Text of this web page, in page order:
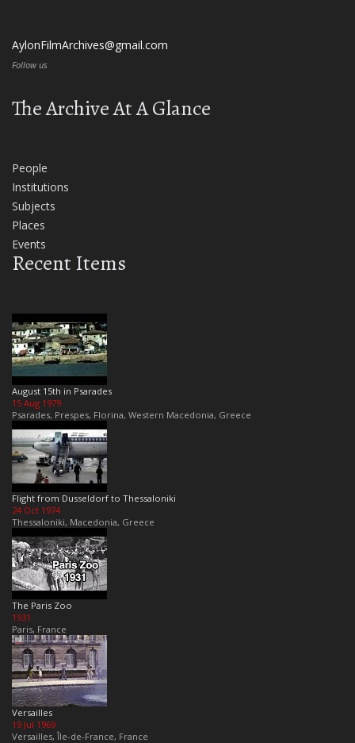
AylonFilmArchives@gmail.com
Follow us
The Archive At A Glance
People
Institutions
Subjects
Places
Events
Recent Items
August 15th in Psarades
15 Aug 1979
Psarades, Prespes, Florina, Western Macedonia, Greece
Flight from Dusseldorf to Thessaloniki
24 Oct 1974
Thessaloniki, Macedonia, Greece
The Paris Zoo
1931
Paris, France
Versailles
19 Jul 1969
Versailles, Île-de-France, France